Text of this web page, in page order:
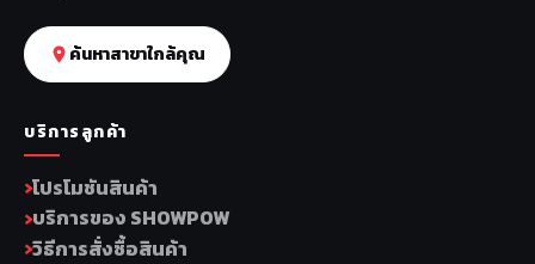
ค้นหาสาขาใกล้คุณ
บริการลูกค้า
โปรโมชันสินค้า
บริการของ SHOWPOW
วิธีการสั่งซื้อสินค้า